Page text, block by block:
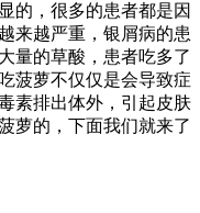
的，很多的患者都是因
来越严重，银屑病的患
量的草酸，患者吃多了
菠萝不仅仅是会导致症
素排出体外，引起皮肤
萝的，下面我们就来了